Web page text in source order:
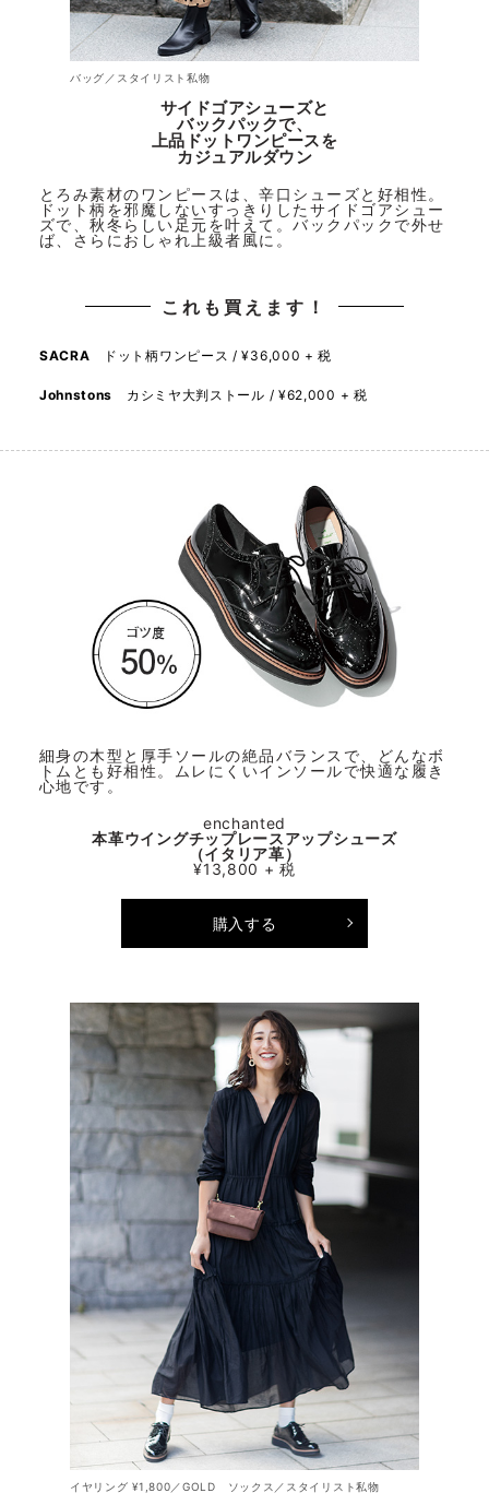
バッグ／スタイリスト私物
サイドゴアシューズと
バックパックで、
上品ドットワンピースを
カジュアルダウン
とろみ素材のワンピースは、辛口シューズと好相性。
ドット柄を邪魔しないすっきりしたサイドゴアシュー
ズで、秋冬らしい足元を叶えて。バックパックで外せ
ば、さらにおしゃれ上級者風に。
これも買えます！
SACRA ドット柄ワンピース / ¥36,000 + 税
Johnstons カシミヤ大判ストール / ¥62,000 + 税
細身の木型と厚手ソールの絶品バランスで、どんなボ
トムとも好相性。ムレにくいインソールで快適な履き
心地です。
enchanted
本革ウイングチップレースアップシューズ
（イタリア革）
¥13,800 + 税
購入する
イヤリング ¥1,800／GOLD ソックス／スタイリスト私物